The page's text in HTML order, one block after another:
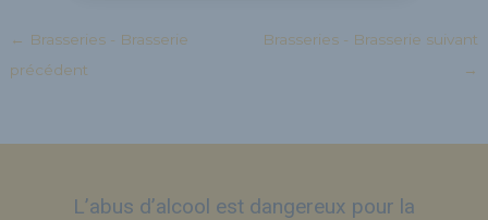
← Brasseries - Brasserie
précédent
Brasseries - Brasserie suivant
→
L’abus d’alcool est dangereux pour la